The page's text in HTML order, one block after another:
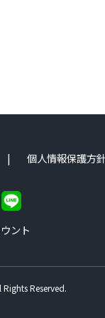
個人情報保護方
ント
Rights Reserved.